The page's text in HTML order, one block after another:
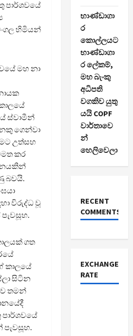
පාර්ශවයේ
හිමියන්
මහ නා
ස්වාමීන්
ගෙන්වා
උත්සහ
කර
බවයි.
විරුද්ධ වූ
ගත
කාලයේ
සිටින
තමන්
පාර්ශවයේ
භාණ්ඩාගා
ර
කොල්ලයට
භාණ්ඩාගා
ර ලේකම්,
මහ බැංකු
අධිපති
වගකිව යුතු
යයි COPF
වාර්තාවෙ
න්
හෙලිවෙලා
RECENT
COMMENTS
EXCHANGE
RATE